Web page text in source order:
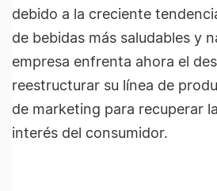
debido a la creciente
de bebidas más saludables y
empresa enfrenta ahora el
reestructurar su línea de
de marketing para recuperar
interés del consumidor.